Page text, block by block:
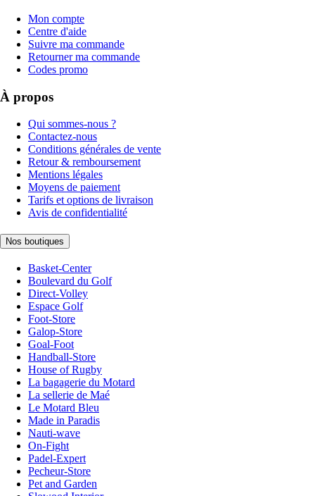
Mon compte
Centre d'aide
Suivre ma commande
Retourner ma commande
Codes promo
À propos
Qui sommes-nous ?
Contactez-nous
Conditions générales de vente
Retour & remboursement
Mentions légales
Moyens de paiement
Tarifs et options de livraison
Avis de confidentialité
Nos boutiques
Basket-Center
Boulevard du Golf
Direct-Volley
Espace Golf
Foot-Store
Galop-Store
Goal-Foot
Handball-Store
House of Rugby
La bagagerie du Motard
La sellerie de Maé
Le Motard Bleu
Made in Paradis
Nauti-wave
On-Fight
Padel-Expert
Pecheur-Store
Pet and Garden